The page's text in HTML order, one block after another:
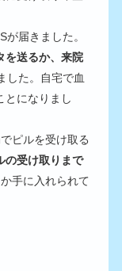
届きました。
を送るか、来院
した。自宅で血
とになりまし
ピルを受け取る
の受け取りまで
手に入れられて